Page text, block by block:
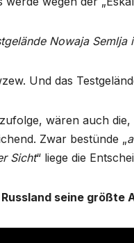
Nowaja
Und das
wären auch
Zwar bestünde „
Sicht“ liege die
seine größte